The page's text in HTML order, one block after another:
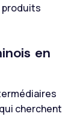
produits
en
cherchent